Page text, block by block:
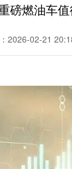
磅燃油车
2026-02-21